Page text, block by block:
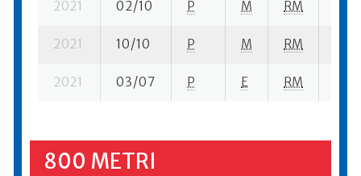
2021 02/10 P M RM
2021 10/10 P M RM
2021 03/07 P E RM
800 METRI